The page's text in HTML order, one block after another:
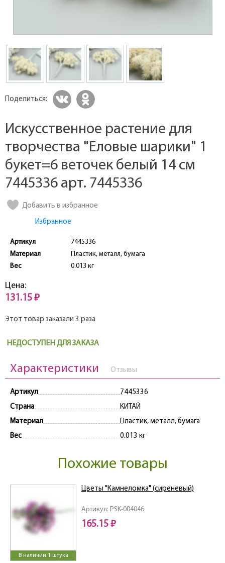
Поделиться:
Искусственное растение для
творчества "Еловые шарики" 1
букет=6 веточек белый 14 см
7445336 арт. 7445336
Добавить в избранное
Избранное
Артикул
7445336
Материал
Пластик, металл, бумага
Вес
0.013 кг
Цена:
131.15 ₽
Этот товар заказали 3 раза
НЕДОСТУПЕН ДЛЯ ЗАКАЗА
Характеристики Отзывы
Артикул
7445336
Страна
КИТАЙ
Материал
Пластик, металл, бумага
Вес
0.013 кг
Похожие товары
В наличии 1 штука
Артикул: PSK-004046
Цветы "Камнеломка" (сиреневый)
165.15 ₽